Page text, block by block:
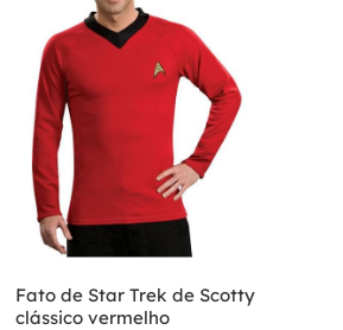
Fato de Star Trek de Scotty
clássico vermelho